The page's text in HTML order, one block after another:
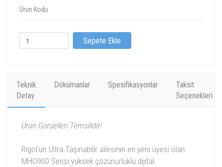
Ürün Kodu
Sepete Ekle
Teknik
Detay
Dökümanlar Spesifikasyonlar
Taksit
Seçenekleri
Ürün Görselleri Temsilidir!
Rigol'ün Ultra Taşınabilir ailesinin en yeni üyesi olan
MHO900 Serisi yüksek çözünürlüklü dijital